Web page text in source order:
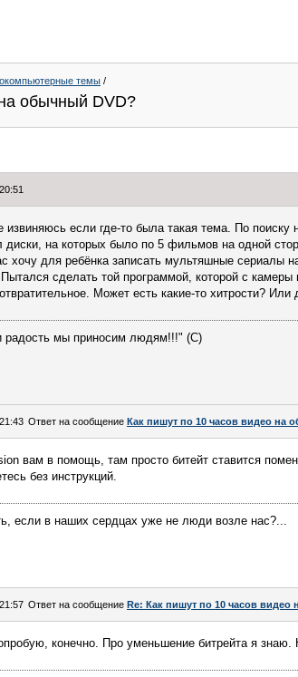
темы /
обычный DVD?
извиняюсь если где-то была такая тема. По
диски, на которых было по 5 фильмов на одной
хочу для ребёнка записать мультяшные сериалы
Пытался сделать той программой, которой с
Может есть какие-то хитрости?
радость мы приносим людям!!!" (С)
Ответ на сообщение Как пишут по 10 часов видео на
вам в помощь, там просто битейт ставится
без инструкций.
если в наших сердцах уже не люди возле нас?...
Ответ на сообщение Re: Как пишут по 10 часов видео
конечно. Про уменьшение битрейта я